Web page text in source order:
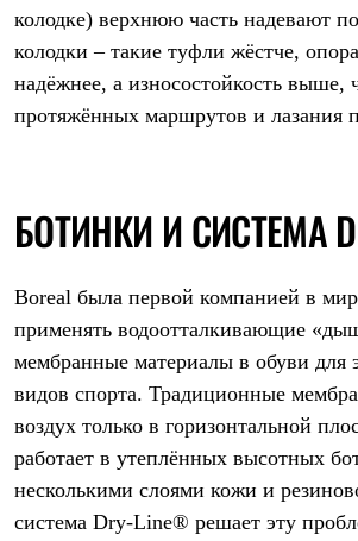
колодке) верхнюю часть надевают
колодки – такие туфли жёстче,
надёжнее, а износостойкость выше,
протяжённых маршрутов и лазания
БОТИНКИ И СИСТЕМА
Boreal была первой компанией в
применять водоотталкивающие
мембранные материалы в обуви для
видов спорта. Традиционные
воздух только в горизонтальной
работает в утеплённых высотных
несколькими слоями кожи и
система Dry-Line® решает эту